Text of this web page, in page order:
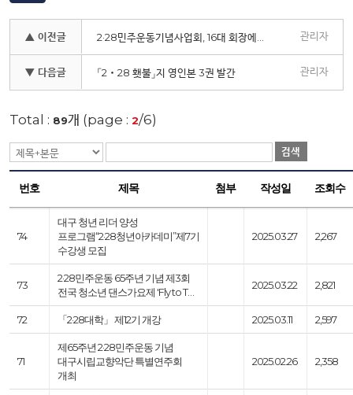
▲ 이전글 관리자
▼ 다음글 「2‧28 횃불」지 영인본 3권 발간 관리자
Total : 89개 (page : 2/6)
검색
번호 제목 첨부 작성일 조회수
74
대구 청년 리더 양성
프로그램“2·28청년아카데미”제7기
수강생 모집
2025.03.27 2,267
73
2·28민주운동 65주년 기념 제3회
전국 청소년 댄스가요제 'Fly to T…
2025.03.22 2,821
72 「2·28대학」 제12기 개강 2025.03.11 2,597
71
제65주년 2·28민주운동 기념
대구시립교향악단 특별연주회
개최
2025.02.26 2,358